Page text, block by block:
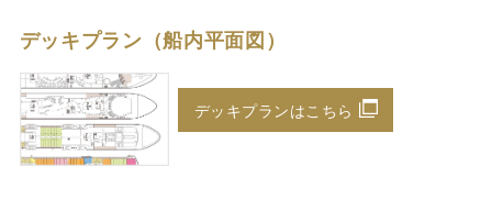
デッキプラン（船内平面図）
デッキプランはこちら